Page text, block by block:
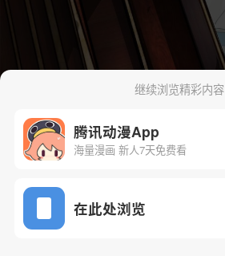
继续浏览精彩内容
腾讯动漫App
海量漫画 新人7天免费看
在此处浏览